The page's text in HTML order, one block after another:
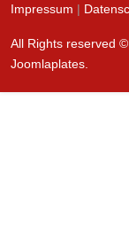
Impressum |
All Rights reserved
Joomlaplates